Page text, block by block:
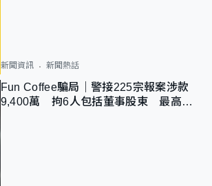
新聞資訊 新聞熱話
Fun Coffee騙局｜警接225宗報案涉款
9,400萬 拘6人包括董事股東 最高金